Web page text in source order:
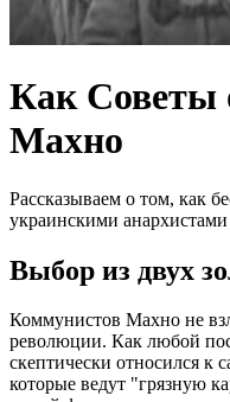
Как Советы
Махно
Рассказываем о том, как
украинскими
Выбор из двух
Коммунистов Махно не
революции. Как любой
скептически относился к
которые ведут "грязную